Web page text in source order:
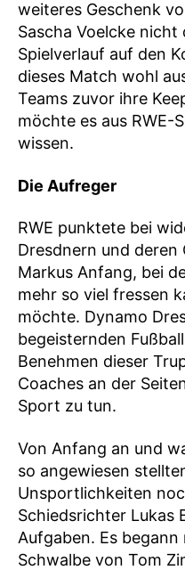
weiteres Geschenk
Sascha Voelcke
Spielverlauf auf den
dieses Match wohl
Teams zuvor ihre
möchte es aus RWE-
wissen.
Die Aufreger
RWE punktete bei
Dresdnern und
Markus Anfang, bei
mehr so viel fressen
möchte. Dynamo
begeisternden
Benehmen dieser
Coaches an der
Sport zu tun.
Von Anfang an und
so angewiesen
Unsportlichkeiten
Schiedsrichter Lukas
Aufgaben. Es
Schwalbe von Tom